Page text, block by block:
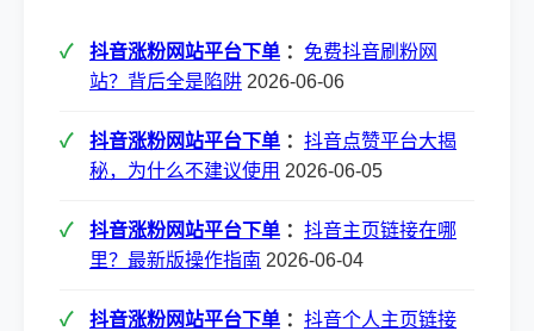
抖音涨粉网站平台下单 ： 免费抖音刷粉网
站？背后全是陷阱 2026-06-06
抖音涨粉网站平台下单 ： 抖音点赞平台大揭
秘，为什么不建议使用 2026-06-05
抖音涨粉网站平台下单 ： 抖音主页链接在哪
里？最新版操作指南 2026-06-04
抖音涨粉网站平台下单 ： 抖音个人主页链接